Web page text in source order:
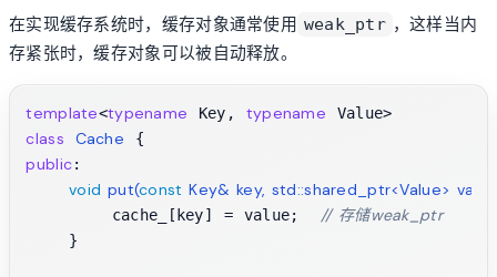
在实现缓存系统时，缓存对象通常使用 weak_ptr ，这样当内
存紧张时，缓存对象可以被自动释放。
template<typename Key, typename
class Cache
public:
void put(const Key& key, std::shared_ptr<Value>
        cache_[key] = value;
// 存储weak_ptr
    }